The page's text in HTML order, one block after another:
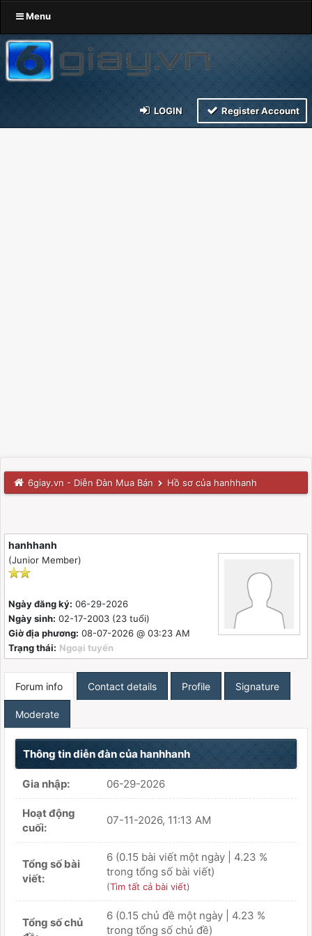
Menu
LOGIN Register Account
6giay.vn - Diễn Đàn Mua Bán Hồ sơ của hanhhanh
hanhhanh
(Junior Member)
Ngày đăng ký: 06-29-2026
Ngày sinh: 02-17-2003 (23 tuổi)
Giờ địa phương: 08-07-2026 @ 03:23 AM
Trạng thái: Ngoại tuyến
Forum info Contact details Profile Signature
Moderate
Thông tin diễn đàn của hanhhanh
Gia nhập: 06-29-2026
Hoạt động
cuối:
07-11-2026, 11:13 AM
Tổng số bài
viết:
6 (0.15 bài viết một ngày | 4.23 %
trong tổng số bài viết)
(Tìm tất cả bài viết)
Tổng số chủ
6 (0.15 chủ đề một ngày | 4.23 %
trong tổng số chủ đề)